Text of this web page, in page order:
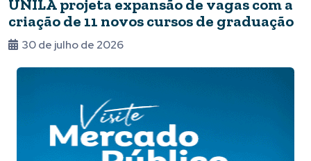
UNILA projeta expansão de vagas com a
criação de 11 novos cursos de graduação
30 de julho de 2026